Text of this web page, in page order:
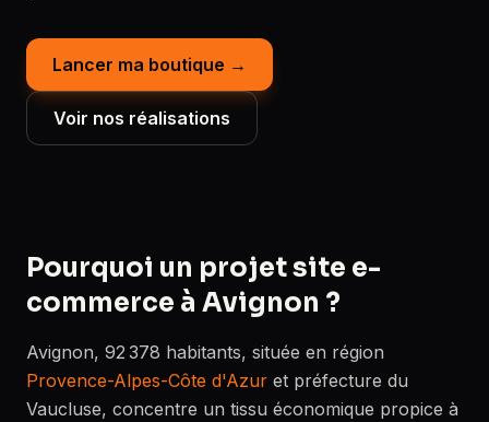
Lancer ma boutique →
Voir nos réalisations
Pourquoi un projet site e-
commerce à Avignon ?
Avignon, 92 378 habitants, située en région
Provence-Alpes-Côte d'Azur et préfecture du
Vaucluse, concentre un tissu économique propice à